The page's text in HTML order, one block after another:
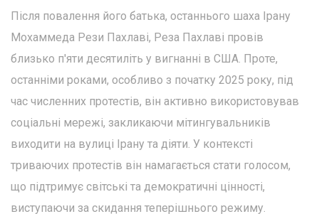
Після повалення його батька, останнього шаха Ірану
Мохаммеда Рези Пахлаві, Реза Пахлаві провів
близько п'яти десятиліть у вигнанні в США. Проте,
останніми роками, особливо з початку 2025 року, під
час численних протестів, він активно використовував
соціальні мережі, закликаючи мітингувальників
виходити на вулиці Ірану та діяти. У контексті
триваючих протестів він намагається стати голосом,
що підтримує світські та демократичні цінності,
виступаючи за скидання теперішнього режиму.